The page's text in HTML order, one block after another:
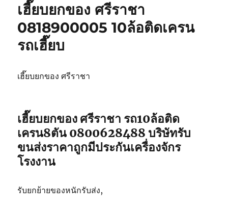
เฮี๊ยบยกของ ศรีราชา
0818900005 10ล้อติดเครน
รถเฮี๊ยบ
เฮี๊ยบยกของ ศรีราชา
เฮี๊ยบยกของ ศรีราชา รถ10ล้อติด
เครน8ตัน 0800628488 บริษัทรับ
ขนส่งราคาถูกมีประกันเครื่องจักร
โรงงาน
รับยกย้ายของหนักรับส่ง,